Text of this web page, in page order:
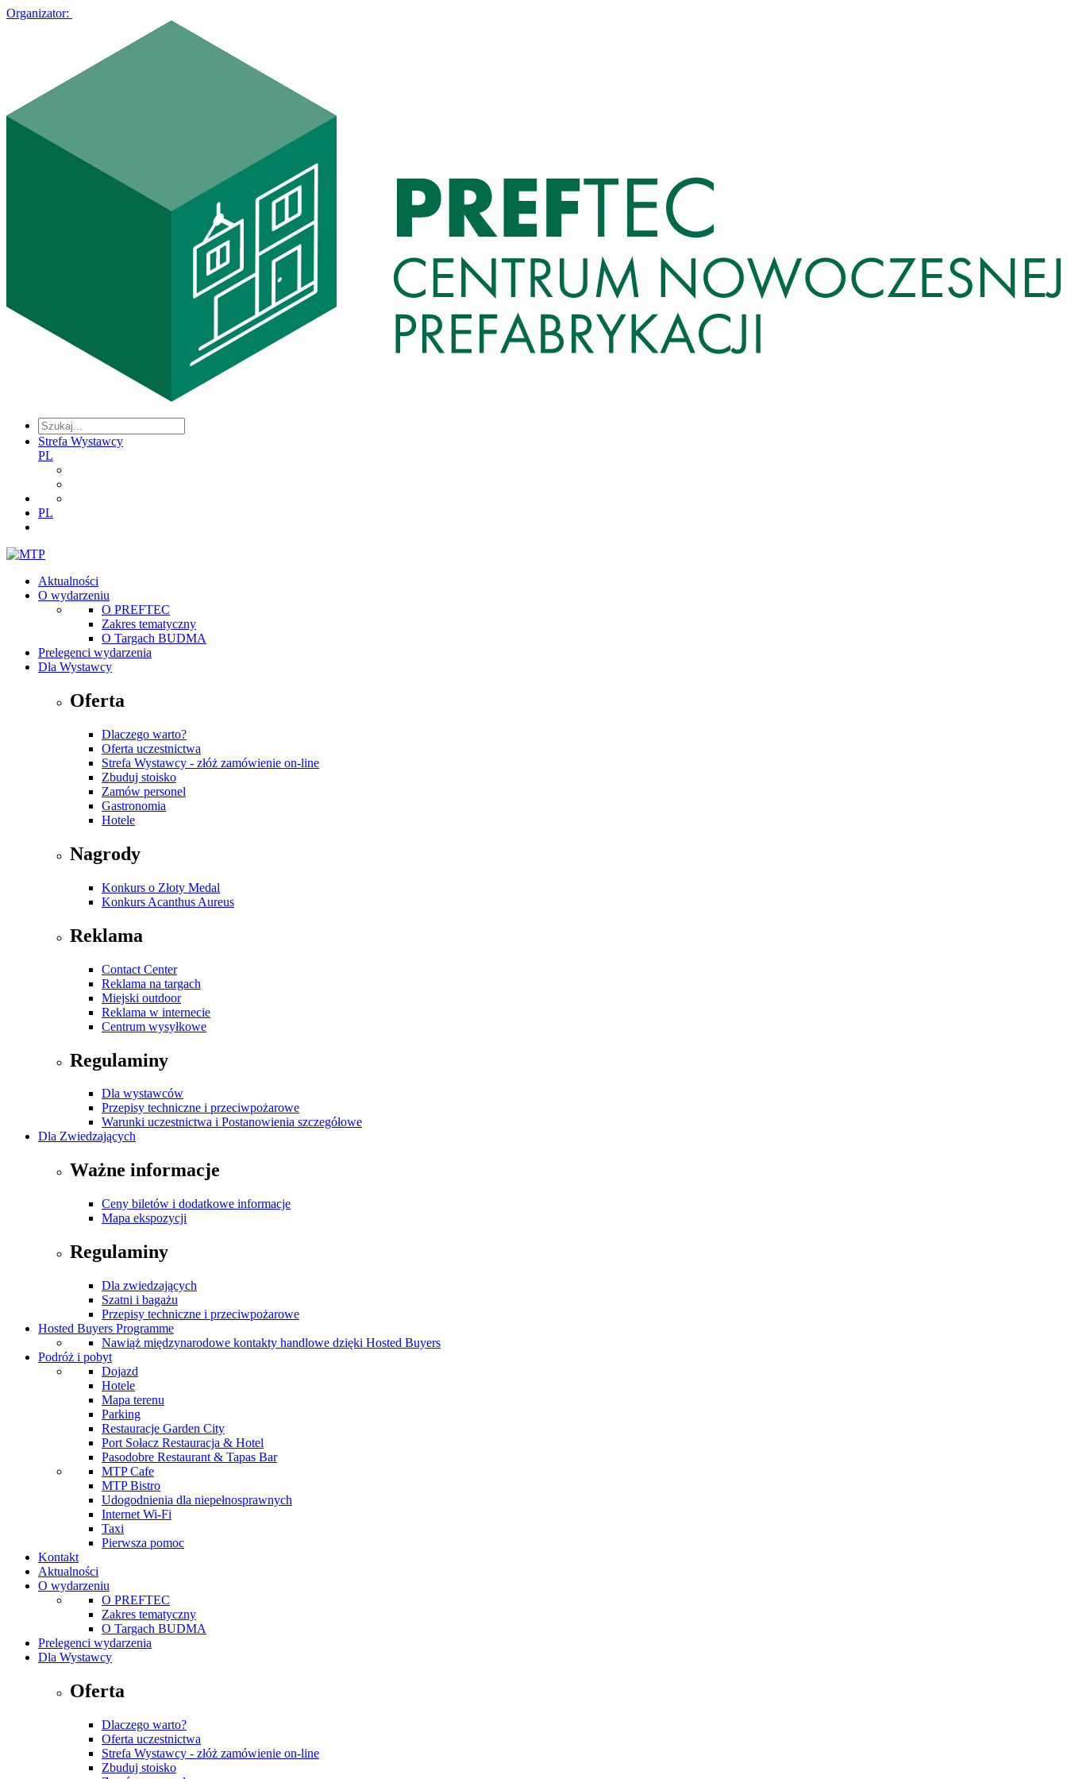
Organizator:
Strefa Wystawcy
PL
PL
Aktualności
O wydarzeniu
O PREFTEC
Zakres tematyczny
O Targach BUDMA
Prelegenci wydarzenia
Dla Wystawcy
Oferta
Dlaczego warto?
Oferta uczestnictwa
Strefa Wystawcy - złóż zamówienie on-line
Zbuduj stoisko
Zamów personel
Gastronomia
Hotele
Nagrody
Konkurs o Złoty Medal
Konkurs Acanthus Aureus
Reklama
Contact Center
Reklama na targach
Miejski outdoor
Reklama w internecie
Centrum wysyłkowe
Regulaminy
Dla wystawców
Przepisy techniczne i przeciwpożarowe
Warunki uczestnictwa i Postanowienia szczegółowe
Dla Zwiedzających
Ważne informacje
Ceny biletów i dodatkowe informacje
Mapa ekspozycji
Regulaminy
Dla zwiedzających
Szatni i bagażu
Przepisy techniczne i przeciwpożarowe
Hosted Buyers Programme
Nawiąż międzynarodowe kontakty handlowe dzięki Hosted Buyers
Podróż i pobyt
Dojazd
Hotele
Mapa terenu
Parking
Restauracje Garden City
Port Sołacz Restauracja & Hotel
Pasodobre Restaurant & Tapas Bar
MTP Cafe
MTP Bistro
Udogodnienia dla niepełnosprawnych
Internet Wi-Fi
Taxi
Pierwsza pomoc
Kontakt
Aktualności
O wydarzeniu
O PREFTEC
Zakres tematyczny
O Targach BUDMA
Prelegenci wydarzenia
Dla Wystawcy
Oferta
Dlaczego warto?
Oferta uczestnictwa
Strefa Wystawcy - złóż zamówienie on-line
Zbuduj stoisko